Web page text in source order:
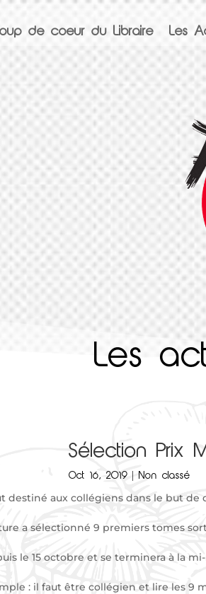
de coeur du Libraire Les
Les
Sélection Prix
Oct 16, 2019 Non classé
destiné aux collégiens dans le but de
a sélectionné 9 premiers tomes
le 15 octobre et se terminera à la
: il faut être collégien et lire les